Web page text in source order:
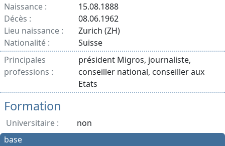
Naissance :
15.08.1888
Décès :
08.06.1962
Lieu naissance :
Zurich (ZH)
Nationalité :
Suisse
Principales
professions :
président Migros, journaliste,
conseiller national, conseiller aux
Etats
Formation
Universitaire :
non
base